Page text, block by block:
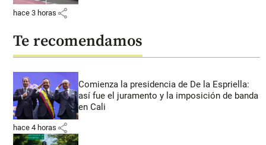
hace 3 horas share
Te recomendamos
Comienza la presidencia de De la Espriella:
así fue el juramento y la imposición de banda
en Cali
hace 4 horas share